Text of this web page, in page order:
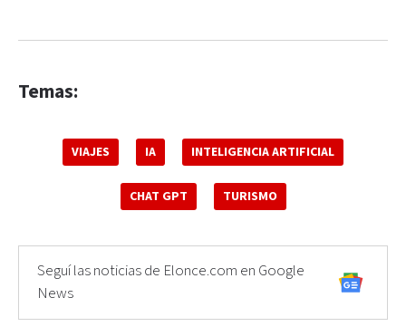
Temas:
VIAJES IA INTELIGENCIA ARTIFICIAL
CHAT GPT TURISMO
Seguí las noticias de Elonce.com en Google
News